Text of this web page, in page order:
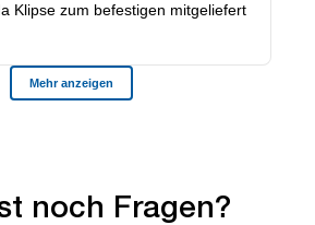
noch Fragen?